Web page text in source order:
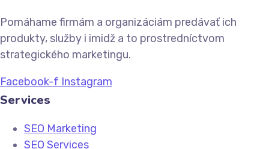
Pomáhame firmám a organizáciám predávať ich
produkty, služby i imidž a to prostredníctvom
strategického marketingu.
Facebook-f Instagram
Services
SEO Marketing
SEO Services